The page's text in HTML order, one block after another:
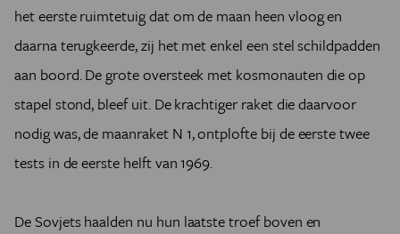
het eerste ruimtetuig dat om de maan heen vloog en
daarna terugkeerde, zij het met enkel een stel schildpadden
aan boord. De grote oversteek met kosmonauten die op
stapel stond, bleef uit. De krachtiger raket die daarvoor
nodig was, de maanraket N 1, ontplofte bij de eerste twee
tests in de eerste helft van 1969.
De Sovjets haalden nu hun laatste troef boven en